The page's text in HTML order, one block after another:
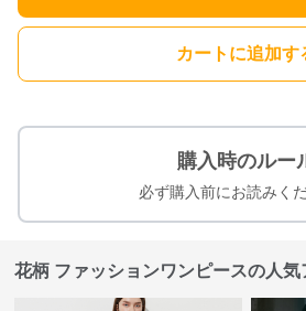
カートに追加す
購入時のルー
必ず購入前にお読みくだ
花柄 ファッションワンピースの人気